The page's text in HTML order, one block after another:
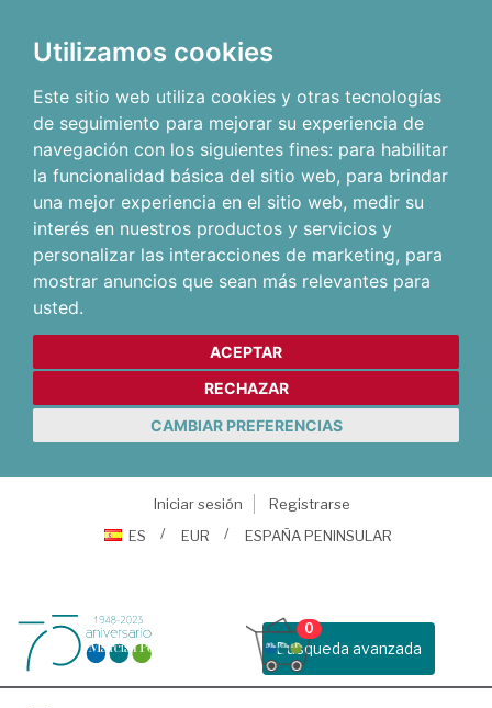
Utilizamos cookies
Este sitio web utiliza cookies y otras tecnologías
de seguimiento para mejorar su experiencia de
navegación con los siguientes fines: para habilitar
la funcionalidad básica del sitio web, para brindar
una mejor experiencia en el sitio web, medir su
interés en nuestros productos y servicios y
personalizar las interacciones de marketing, para
mostrar anuncios que sean más relevantes para
usted.
ACEPTAR
RECHAZAR
CAMBIAR PREFERENCIAS
Iniciar sesión
Registrarse
ES
EUR ESPAÑA PENINSULAR
Busqueda avanzada
0